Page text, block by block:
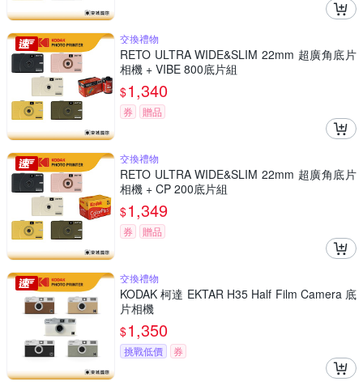
交換禮物
RETO ULTRA WIDE&SLIM 22mm 超廣角底片
相機 + VIBE 800底片組
$1,340
券 贈品
交換禮物
RETO ULTRA WIDE&SLIM 22mm 超廣角底片
相機 + CP 200底片組
$1,349
券 贈品
交換禮物
KODAK 柯達 EKTAR H35 Half Film Camera 底
片相機
$1,350
挑戰低價 券